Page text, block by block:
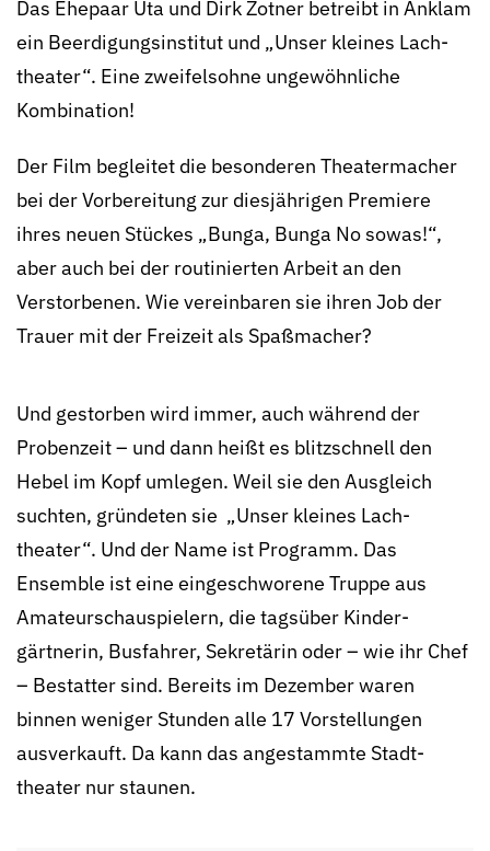
Das Ehepaar Uta und Dirk Zotner betreibt in Anklam
ein Be­erdigungs­institut und „Unser kleines Lach­
theater“. Eine zweifels­ohne un­gewöhn­liche
Kombination!
Der Film begleitet die besonderen Theater­macher
bei der Vor­bereitung zur dies­jährigen Premiere
ihres neuen Stückes „Bunga, Bunga No sowas!“,
aber auch bei der routinierten Arbeit an den
Verstorbenen. Wie vereinbaren sie ihren Job der
Trauer mit der Frei­zeit als Spaß­macher?
Und gestorben wird immer, auch während der
Proben­zeit – und dann heißt es blitz­schnell den
Hebel im Kopf umlegen. Weil sie den Aus­gleich
suchten, gründeten sie „Unser kleines Lach­
theater“. Und der Name ist Programm. Das
Ensemble ist eine ein­geschworene Truppe aus
Amateur­schau­spielern, die tags­über Kinder­
gärtnerin, Bus­fahrer, Sekre­tärin oder – wie ihr Chef
– Bestatter sind. Bereits im De­zember waren
binnen weniger Stunden alle 17 Vor­stellungen
ausverkauft. Da kann das an­gestammte Stadt­
theater nur staunen.